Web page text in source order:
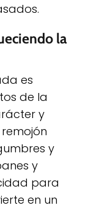
la
es
de la
y
y
y
para
en un